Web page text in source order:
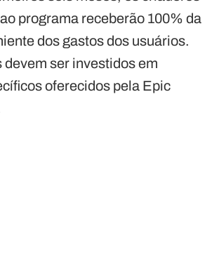
programa receberão 100% da
dos gastos dos usuários.
devem ser investidos em
oferecidos pela Epic